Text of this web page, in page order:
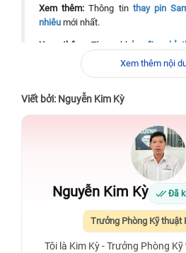
Xem thêm: Thông tin thay pin
nhiêu mới nhất.
Xem thêm: Tham khảo
địa chỉ
đáng tin cậy nhất được
Xem thêm nội
Viết bởi: Nguyễn Kim Kỳ
Nguyễn Kim Kỳ Đã
Trưởng Phòng Kỹ thuật
Tôi là Kim Kỳ - Trưởng Phòng